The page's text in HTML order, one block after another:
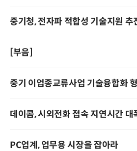
중기청, 전자파 적합성 기술지원 추
[부음]
중기 이업종교류사업 기술융합화
데이콤, 시외전화 접속 지연시간 대
PC업계, 업무용 시장을 잡아라